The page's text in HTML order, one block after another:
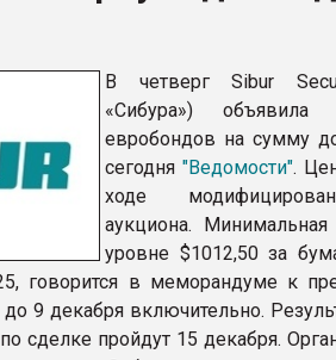
В четверг Sibur
«Сибура»)
евробондов на сумму
сегодня "Ведомости".
ходе
аукциона.
уровне $1012,50 за
говорится в меморандуме к
9 декабря включительно.
сделке пройдут 15 декабря.